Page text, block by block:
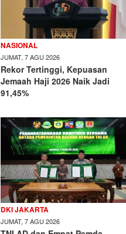
NASIONAL
JUMAT, 7 AGU 2026
Rekor Tertinggi, Kepuasan
Jemaah Haji 2026 Naik Jadi
91,45%
DKI JAKARTA
JUMAT, 7 AGU 2026